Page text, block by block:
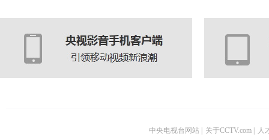
中央电视台网站 关于CCTV.com 人